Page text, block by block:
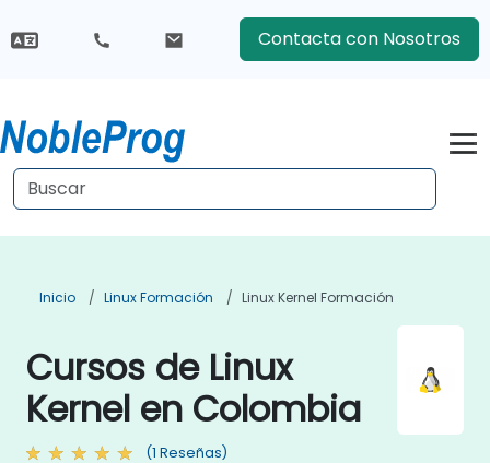
Contacta con Nosotros
Inicio Linux Formación Linux Kernel Formación
Cursos de Linux
Kernel en Colombia
(1 Reseñas)